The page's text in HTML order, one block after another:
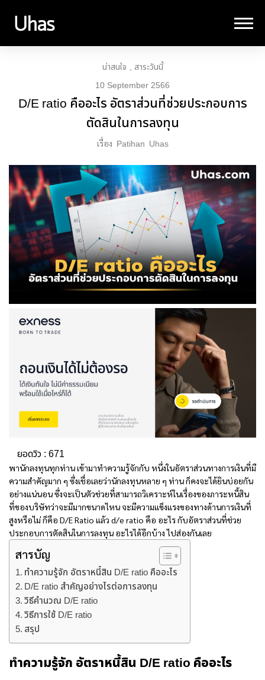
น่าสนใจ
สาระวันนี้
10 September 2566
D/E ratio คืออะไร อัตราส่วนที่ช่วยประกอบการ
ตัดสินในการลงทุน
เรื่อง Patihan Uhas
ยอดวิว : 671
พานักลงทุนทุกท่าน เข้ามาทำความรู้จักกับ หนึ่งในอัตราส่วนทางการเงินที่มี
ความสำคัญมาก ๆ ซึ่งเชื่อเลยว่านักลงทุนหลาย ๆ ท่าน ก็คงจะได้ยินบ่อยกัน
อย่างแน่นอน ซึ่งจะเป็นตัวช่วยที่สามารถวิเคราะห์ในเรื่องของภาระหนี้สิน
ที่ของบริษัทว่าจะมีมากขนาดไหน จะมีความแข็งแรงของทางด้านการเงินที่
สูงหรือไม่ ก็คือ D/E Ratio แล้ว d/e ratio คือ อะไร กับอัตราส่วนที่ช่วย
ประกอบการตัดสินในการลงทุน อะไรได้อีกบ้าง ไปส่องกันเลย
สารบัญ
ทำความรู้จัก อัตราหนี้สิน D/E ratio คืออะไร
D/E ratio สำคัญอย่างไรต่อการลงทุน
วิธีคำนวณ D/E ratio
วิธีการใช้ D/E ratio
สรุป
ทำความรู้จัก อัตราหนี้สิน D/E ratio คืออะไร